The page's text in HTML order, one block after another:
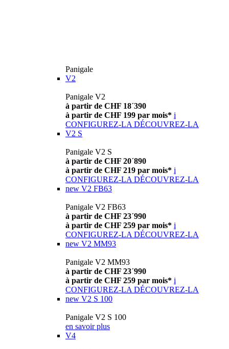
Panigale
V2
Panigale V2
à partir de CHF 18´390
à partir de CHF 199 par mois* i
CONFIGUREZ-LA DÉCOUVREZ-LA
V2 S
Panigale V2 S
à partir de CHF 20´890
à partir de CHF 219 par mois* i
CONFIGUREZ-LA DÉCOUVREZ-LA
new V2 FB63
Panigale V2 FB63
à partir de CHF 23´990
à partir de CHF 259 par mois* i
CONFIGUREZ-LA DÉCOUVREZ-LA
new V2 MM93
Panigale V2 MM93
à partir de CHF 23´990
à partir de CHF 259 par mois* i
CONFIGUREZ-LA DÉCOUVREZ-LA
new V2 S 100
Panigale V2 S 100
en savoir plus
V4